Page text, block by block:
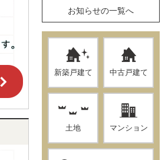
お知らせの一覧へ
新築戸建て 中古戸建て
土地 マンション